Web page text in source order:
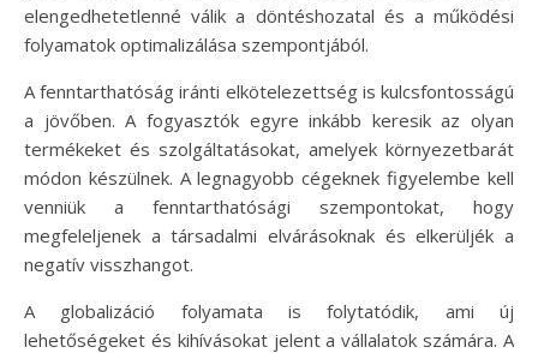
elengedhetetlenné válik a döntéshozatal és a működési
folyamatok optimalizálása szempontjából.
A fenntarthatóság iránti elkötelezettség is kulcsfontosságú
a jövőben. A fogyasztók egyre inkább keresik az olyan
termékeket és szolgáltatásokat, amelyek környezetbarát
módon készülnek. A legnagyobb cégeknek figyelembe kell
venniük a fenntarthatósági szempontokat, hogy
megfeleljenek a társadalmi elvárásoknak és elkerüljék a
negatív visszhangot.
A globalizáció folyamata is folytatódik, ami új
lehetőségeket és kihívásokat jelent a vállalatok számára. A